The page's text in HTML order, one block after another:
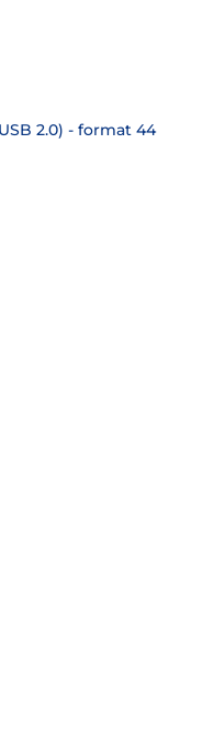
2.0) - format 44